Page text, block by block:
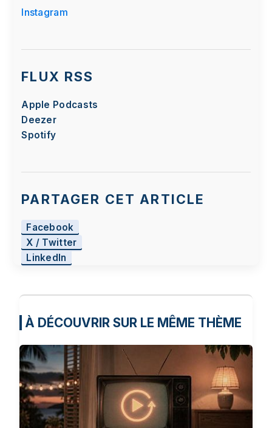
lecture de cette vidéo. Si vous souhaitez
Instagram
FLUX RSS
Apple Podcasts
Deezer
Spotify
PARTAGER CET ARTICLE
Facebook
X / Twitter
LinkedIn
À DÉCOUVRIR SUR LE MÊME THÈME